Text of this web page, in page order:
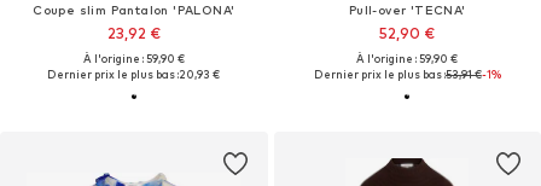
Coupe slim Pantalon 'PALONA'
23,92 €
À l'origine : 59,90 €
Dernier prix le plus bas :20,93 €
Pull-over 'TECNA'
52,90 €
À l'origine : 59,90 €
Dernier prix le plus bas :53,91 €-1%